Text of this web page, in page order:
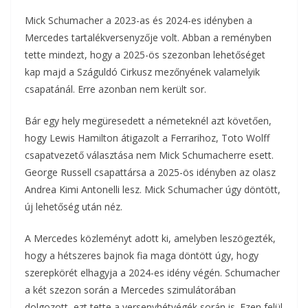
Mick Schumacher a 2023-as és 2024-es idényben a
Mercedes tartalékversenyzője volt. Abban a reményben
tette mindezt, hogy a 2025-ös szezonban lehetőséget
kap majd a Száguldó Cirkusz mezőnyének valamelyik
csapatánál. Erre azonban nem került sor.
Bár egy hely megüresedett a németeknél azt követően,
hogy Lewis Hamilton átigazolt a Ferrarihoz, Toto Wolff
csapatvezető választása nem Mick Schumacherre esett.
George Russell csapattársa a 2025-ös idényben az olasz
Andrea Kimi Antonelli lesz. Mick Schumacher úgy döntött,
új lehetőség után néz.
A Mercedes közleményt adott ki, amelyben leszögezték,
hogy a hétszeres bajnok fia maga döntött úgy, hogy
szerepkörét elhagyja a 2024-es idény végén. Schumacher
a két szezon során a Mercedes szimulátorában